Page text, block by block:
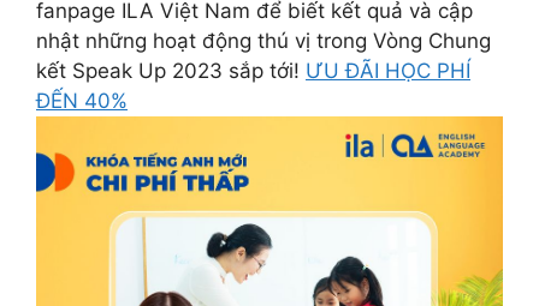
fanpage ILA Việt Nam để biết kết quả và cập
nhật những hoạt động thú vị trong Vòng Chung
kết Speak Up 2023 sắp tới! ƯU ĐÃI HỌC PHÍ
ĐẾN 40%